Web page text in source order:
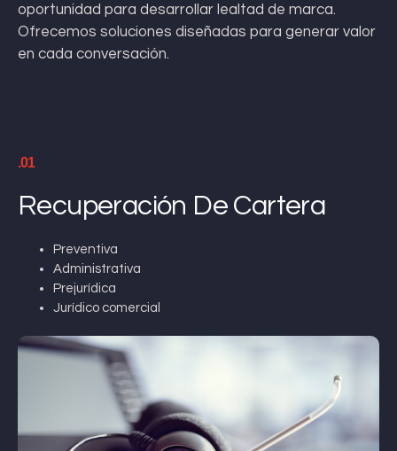
oportunidad para desarrollar lealtad de marca.
Ofrecemos soluciones diseñadas para generar valor
en cada conversación.
.01
Recuperación De Cartera
Preventiva
Administrativa
Prejurídica
Jurídico comercial